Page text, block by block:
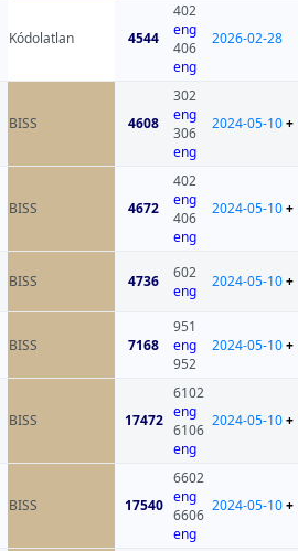
Kódolatlan 4544
402
eng
406
eng
2026-02-28
BISS 4608
302
eng
306
eng
2024-05-10+
BISS
4672
402
eng
406
eng
2024-05-10+
BISS
4736
602
eng
2024-05-10+
BISS
7168
951
eng
952
2024-05-10+
BISS 17472
6102
eng
6106
eng
2024-05-10+
BISS 17540
6602
eng
6606
eng
2024-05-10+